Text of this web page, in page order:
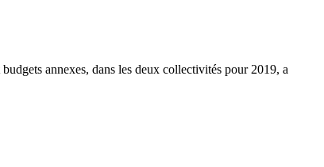
annexes, dans les deux collectivités pour 2019, a